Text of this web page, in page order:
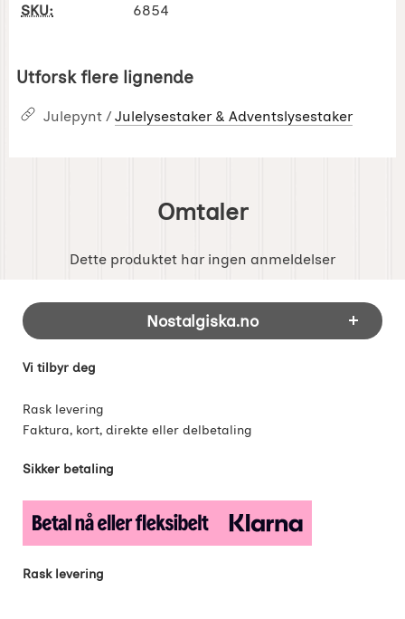
SKU: 6854
Utforsk flere lignende
Julepynt / Julelysestaker & Adventslysestaker
Omtaler
Dette produktet har ingen anmeldelser
Footer-innhold Blandet informasjon og
Nostalgiska.no
Vi tilbyr deg
Rask levering
Faktura, kort, direkte eller delbetaling
Sikker betaling
Rask levering